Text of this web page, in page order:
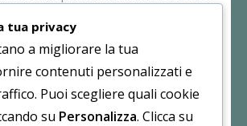
per i commenti inseriti nei post.
dei lettori, lesivi all’immagine o
persone terze non sono da attribuirsi
al gestore.
tua privacy
a migliorare la tua
contenuti personalizzati e
Puoi scegliere quali cookie
su Personalizza. Clicca su